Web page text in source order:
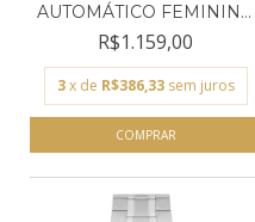
AUTOMÁTICO FEMININO
ORI...
R$1.159,00
3 x de R$386,33 sem juros